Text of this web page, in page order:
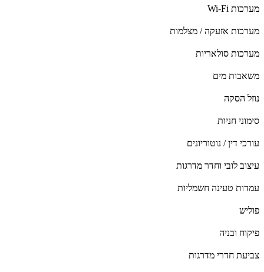
מערכות Wi-Fi
מערכות אזעקה / מצלמות
מערכות סולאריות
משאבות מים
נוזל הסקה
סימוני חניות
עורכי דין / נוטוריונים
עיצוב לובי וחדר מדרגות
עמדות טעינה חשמליות
פוליש
פיקוח ובניה
צביעת חדרי מדרגות